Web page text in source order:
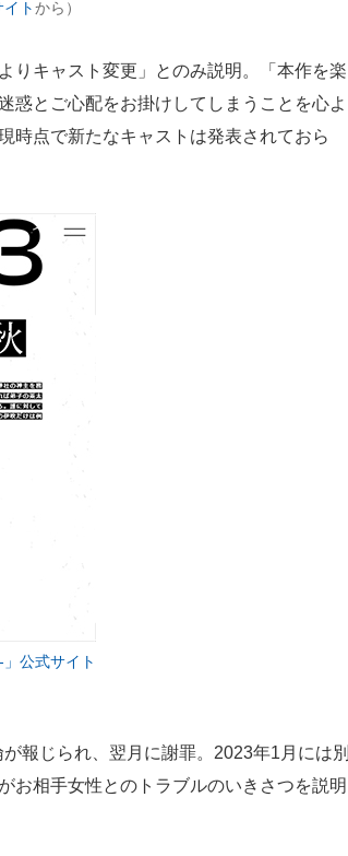
イトから）
りキャスト変更」とのみ説明。「本作を楽
惑とご心配をお掛けしてしまうことを心よ
時点で新たなキャストは発表されておら
」公式サイト
報じられ、翌月に謝罪。2023年1月には別
お相手女性とのトラブルのいきさつを説明